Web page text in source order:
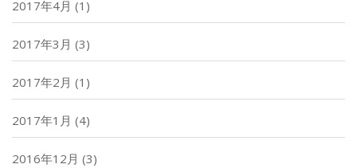
2017年4月 (1)
2017年3月 (3)
2017年2月 (1)
2017年1月 (4)
2016年12月 (3)